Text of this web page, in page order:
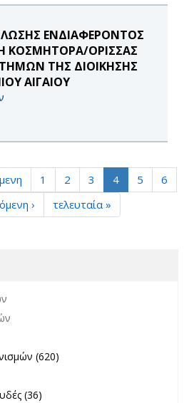
ΕΝΔΙΑΦΕΡΟΝΤΟΣ
ΚΟΣΜΗΤΟΡΑ/ΟΡΙΣΣΑΣ
ΤΗΣ ΔΙΟΙΚΗΣΗΣ
ΑΙΓΑΙΟΥ
1 2 3 4 5
6
› τελευταία »
Θέσεων filter
filter
filter
(620)
Σπουδές filter
(36)